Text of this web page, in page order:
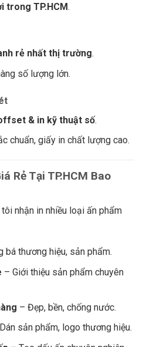
trong TP.HCM.
rẻ nhất thị trường.
số lượng lớn.
& in kỹ thuật số.
chuẩn, giấy in chất lượng cao.
Rẻ Tại TP.HCM Bao
tôi nhận in nhiều loại ấn phẩm
bá thương hiệu, sản phẩm.
– Giới thiệu sản phẩm chuyên
– Đẹp, bền, chống nước.
sản phẩm, logo thương hiệu.